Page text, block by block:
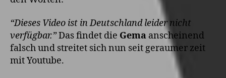
“Dieses Video ist in Deutschland leider nicht
verfügbar.”Das findet die Gema anscheinend
falsch und streitet sich nun seit geraumer zeit
mit Youtube.